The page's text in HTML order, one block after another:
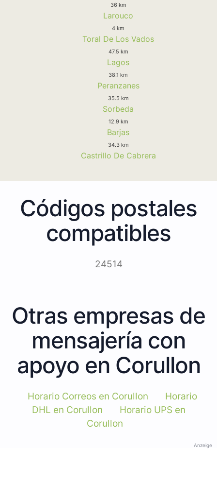
36 km
Larouco
4 km
Toral De Los Vados
47.5 km
Lagos
38.1 km
Peranzanes
35.5 km
Sorbeda
12.9 km
Barjas
34.3 km
Castrillo De Cabrera
Códigos postales
compatibles
24514
Otras empresas de
mensajería con
apoyo en Corullon
Horario Correos en Corullon
Horario
DHL en Corullon
Horario UPS en
Corullon
Anzeige